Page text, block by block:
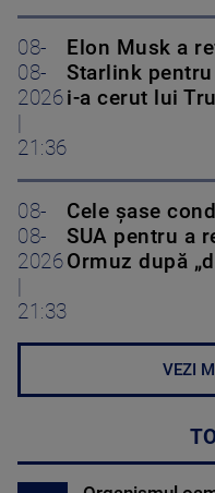
08-
08-
2026
21:36
Elon Musk a
Starlink
i-a cerut lui
08-
08-
2026
21:33
Cele șase
SUA pentru a
Ormuz după
VEZI